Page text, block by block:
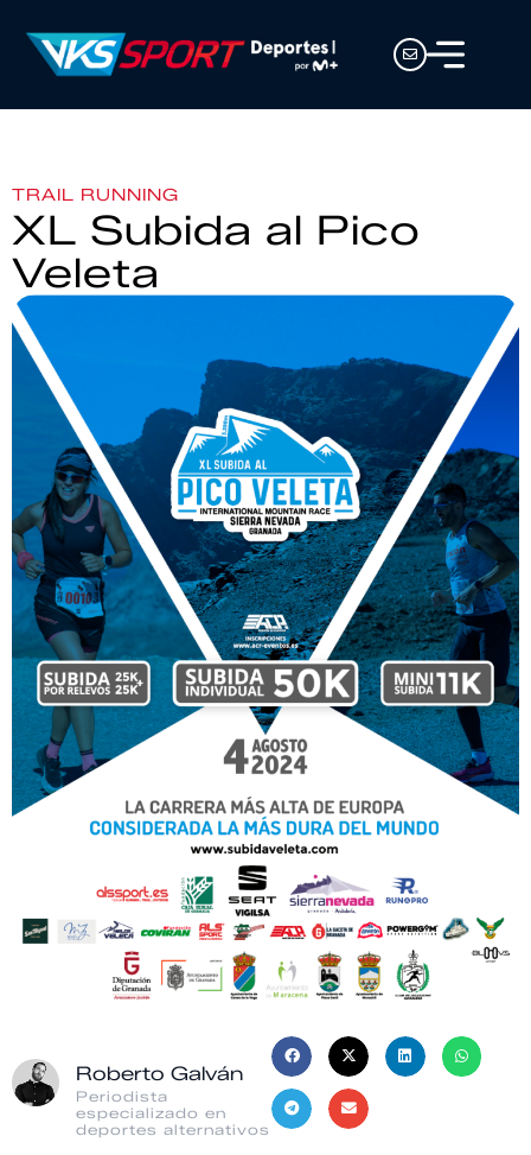
TRAIL RUNNING
XL Subida al Pico
Veleta
Roberto Galván
Periodista
especializado en
deportes alternativos